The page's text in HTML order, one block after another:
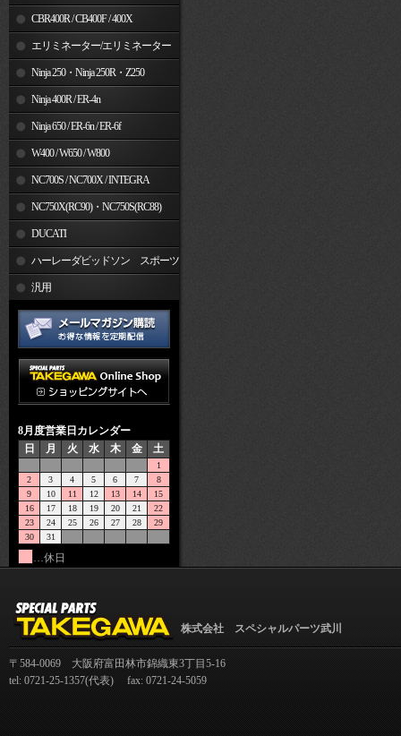
CBR400R / CB400F / 400X
エリミネーター/エリミネーター
SE Ninja 250・Ninja 250R・Z250
Ninja 400R / ER-4n
Ninja 650 / ER-6n / ER-6f
W400 / W650 / W800
NC700S / NC700X / INTEGRA
NC750X(RC90)・NC750S(RC88)
DUCATI
ハーレーダビッドソン スポーツ
スター汎用
8月度営業日カレンダー
日
月 火 水 木 金 土
1
2
3 4 5 6 7
8
9
10 11 12 13 14
15
16
17 18 19 20 21
22
23
24 25 26 27 28
29
30
31
…休日
株式会社 スペシャルパーツ武川
〒584-0069 大阪府富田林市錦織東3丁目5-16
tel: 0721-25-1357(代表) fax: 0721-24-5059